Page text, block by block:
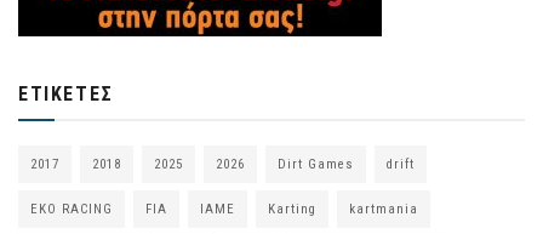
ΕΤΙΚΈΤΕΣ
2017 2018 2025 2026 Dirt Games drift
EKO RACING FIA IAME Karting kartmania